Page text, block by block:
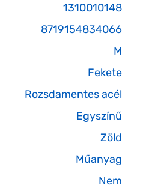
1310010148
8719154834066
M
Fekete
Rozsdamentes acél
Egyszínű
Zöld
Műanyag
Nem